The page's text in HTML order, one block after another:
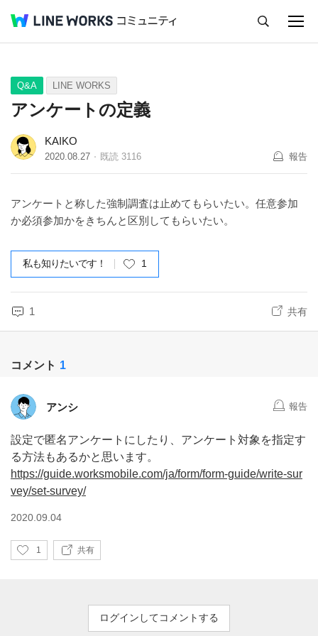
Q&A Tips Ideas
Q&A LINE WORKS
アンケートの定義
KAIKO
2020.08.27 既読 3116 報告
アンケートと称した強制調査は止めてもらいたい。任意参加
か必須参加かをきちんと区別してもらいたい。
私も知りたいです！ 1
1 共有
コメント 1
アンシ 報告
設定で匿名アンケートにしたり、アンケート対象を指定す
る方法もあるかと思います。
https://guide.worksmobile.com/ja/form/form-guide/write-sur
vey/set-survey/
2020.09.04
い
1 共有
ログインしてコメントする